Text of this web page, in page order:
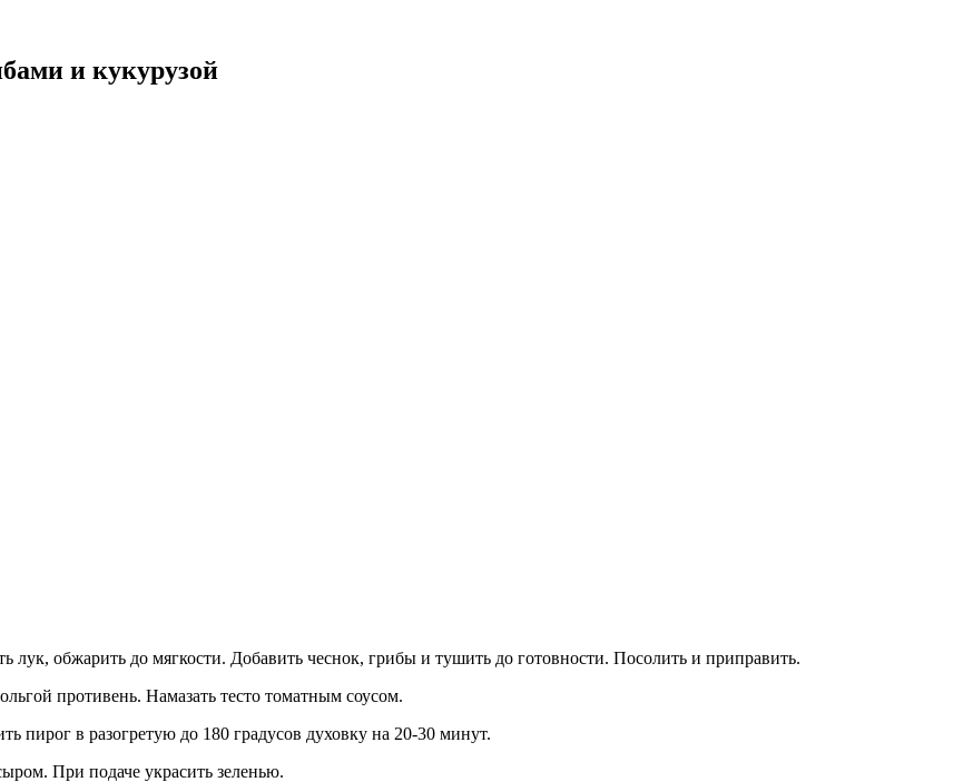
и кукурузой
лук, обжарить до мягкости. Добавить чеснок, грибы и тушить до готовности. Посолить и приправить.
противень. Намазать тесто томатным соусом.
в разогретую до 180 градусов духовку на 20-30 минут.
При подаче украсить зеленью.